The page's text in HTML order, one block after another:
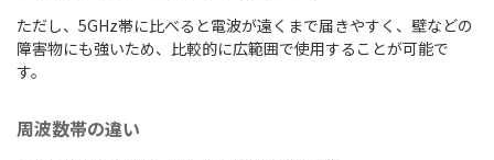
ただし、5GHz帯に比べると電波が遠くまで届きやすく、壁などの
障害物にも強いため、比較的に広範囲で使用することが可能で
す。
周波数帯の違い